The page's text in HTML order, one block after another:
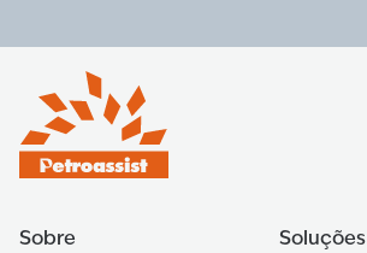
Sobre Soluções